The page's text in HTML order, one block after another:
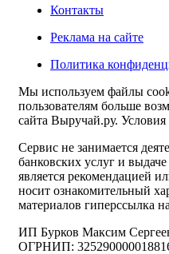
Контакты
Реклама на сайте
Политика
Мы используем файлы
пользователям больше
сайта Выручай.ру. Условия
Сервис не занимается
банковских услуг и
является рекомендацией
носит ознакомительный
материалов гиперссылка
ИП Бурков Максим
ОГРНИП: